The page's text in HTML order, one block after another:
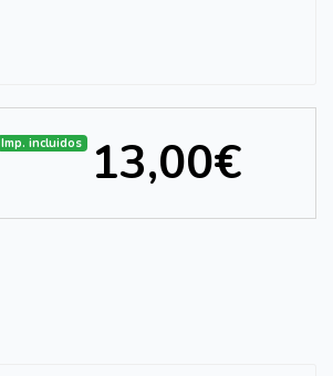
Imp. incluidos 13,00€